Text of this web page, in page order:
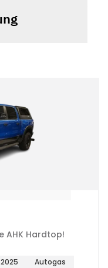
AHK Hardtop!
Autogas